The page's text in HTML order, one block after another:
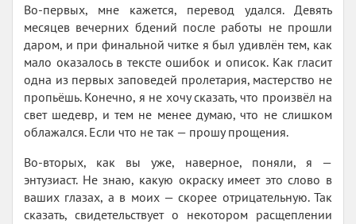
Во-первых, мне кажется, перевод удался. Девять
месяцев вечерних бдений после работы не прошли
даром, и при финальной читке я был удивлён тем, как
мало оказалось в тексте ошибок и описок. Как гласит
одна из первых заповедей пролетария, мастерство не
пропьёшь. Конечно, я не хочу сказать, что произвёл на
свет шедевр, и тем не менее думаю, что не слишком
облажался. Если что не так — прошу прощения.
Во-вторых, как вы уже, наверное, поняли, я —
энтузиаст. Не знаю, какую окраску имеет это слово в
ваших глазах, а в моих — скорее отрицательную. Так
сказать, свидетельствует о некотором расщеплении